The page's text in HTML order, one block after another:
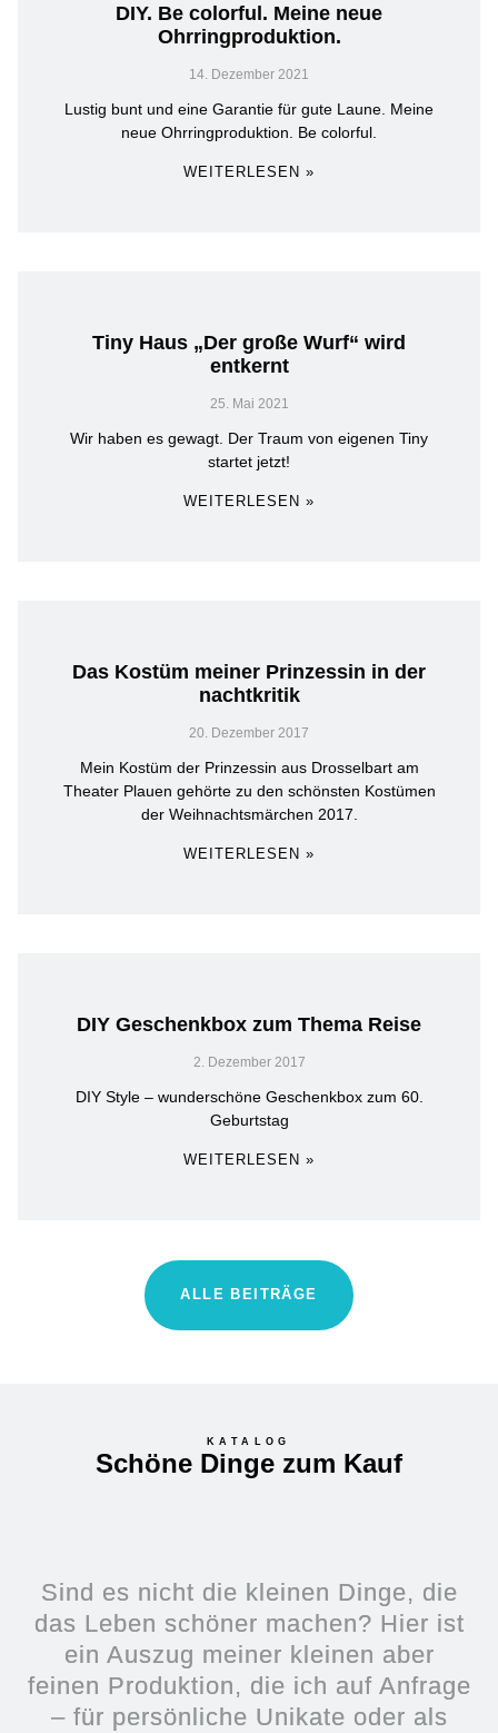
DIY. Be colorful. Meine neue
Ohrringproduktion.
14. Dezember 2021
Lustig bunt und eine Garantie für gute Laune. Meine
neue Ohrringproduktion. Be colorful.
WEITERLESEN »
Tiny Haus „Der große Wurf“ wird
entkernt
25. Mai 2021
Wir haben es gewagt. Der Traum von eigenen Tiny
startet jetzt!
WEITERLESEN »
Das Kostüm meiner Prinzessin in der
nachtkritik
20. Dezember 2017
Mein Kostüm der Prinzessin aus Drosselbart am
Theater Plauen gehörte zu den schönsten Kostümen
der Weihnachtsmärchen 2017.
WEITERLESEN »
DIY Geschenkbox zum Thema Reise
2. Dezember 2017
DIY Style – wunderschöne Geschenkbox zum 60.
Geburtstag
WEITERLESEN »
ALLE BEITRÄGE
KATALOG
Schöne Dinge zum Kauf
Sind es nicht die kleinen Dinge, die
das Leben schöner machen? Hier ist
ein Auszug meiner kleinen aber
feinen Produktion, die ich auf Anfrage
– für persönliche Unikate oder als